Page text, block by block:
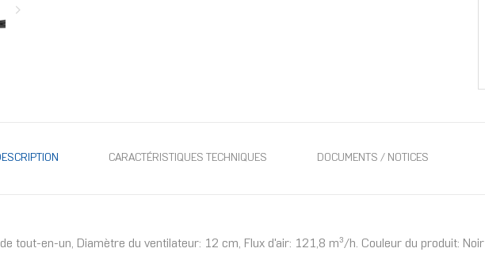
CARACTÉRISTIQUES TECHNIQUES DOCUMENTS / NOTICES
tout-en-un, Diamètre du ventilateur: 12 cm, Flux d'air: 121,8 m³/h. Couleur du produit: Noir